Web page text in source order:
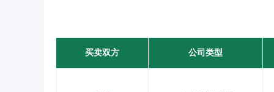
买卖双方 公司类型